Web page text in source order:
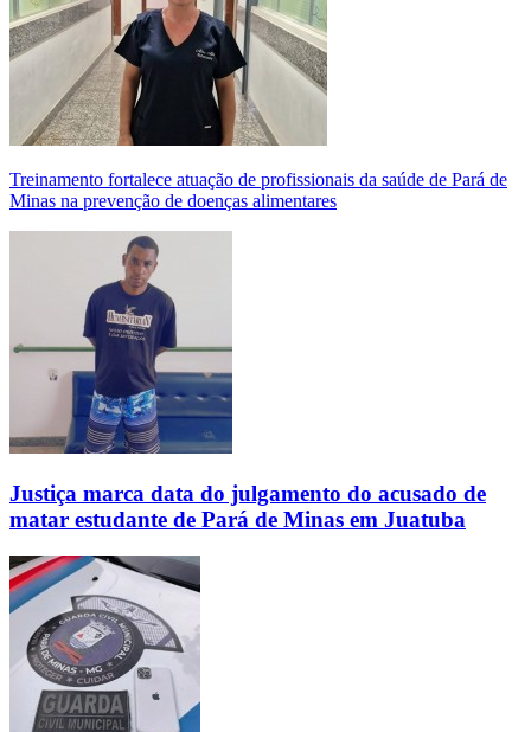
Treinamento fortalece atuação de profissionais da saúde de Pará de
Minas na prevenção de doenças alimentares
Justiça marca data do julgamento do acusado de
matar estudante de Pará de Minas em Juatuba